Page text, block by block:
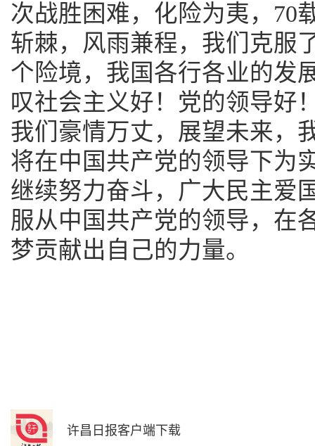
次战胜困难，化险为夷，70
斩棘，风雨兼程，我们克服
个险境，我国各行各业的发
叹社会主义好！党的领导好
我们豪情万丈，展望未来，
将在中国共产党的领导下为
继续努力奋斗，广大民主爱
服从中国共产党的领导，在
梦贡献出自己的力量。
许昌日报客户端下载